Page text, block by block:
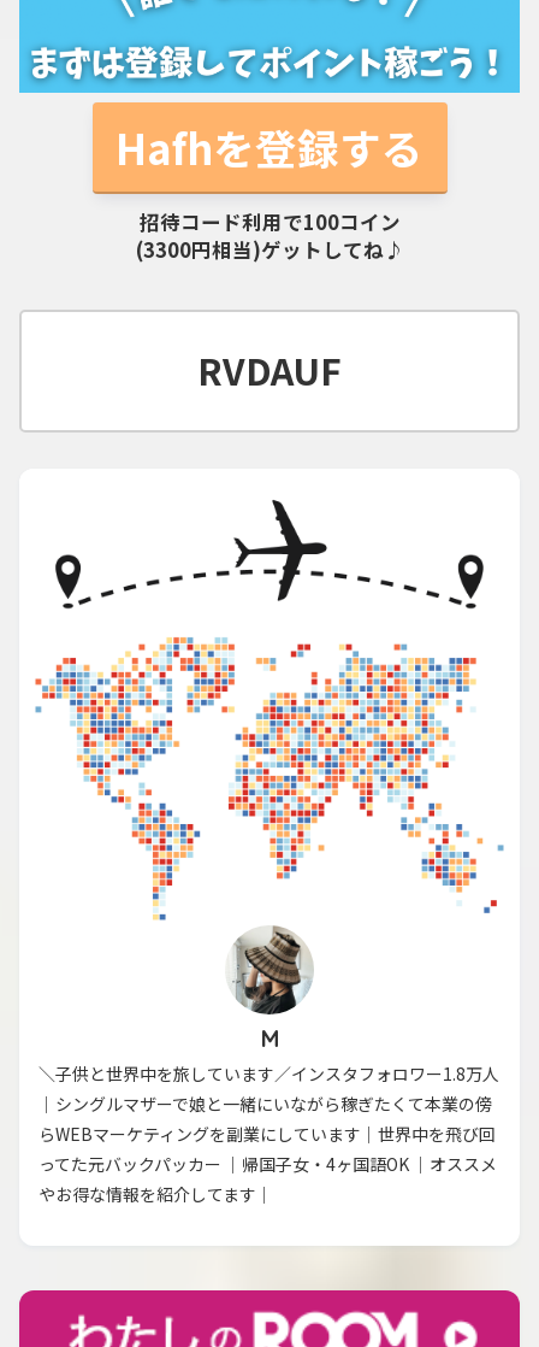
Hafhを登録する
招待コード利用で100コイン
(3300円相当)ゲットしてね♪
RVDAUF
M
＼子供と世界中を旅しています／インスタフォロワー1.8万人
｜シングルマザーで娘と一緒にいながら稼ぎたくて本業の傍
らWEBマーケティングを副業にしています｜世界中を飛び回
ってた元バックパッカー ｜帰国子女・4ヶ国語OK ｜オススメ
やお得な情報を紹介してます｜